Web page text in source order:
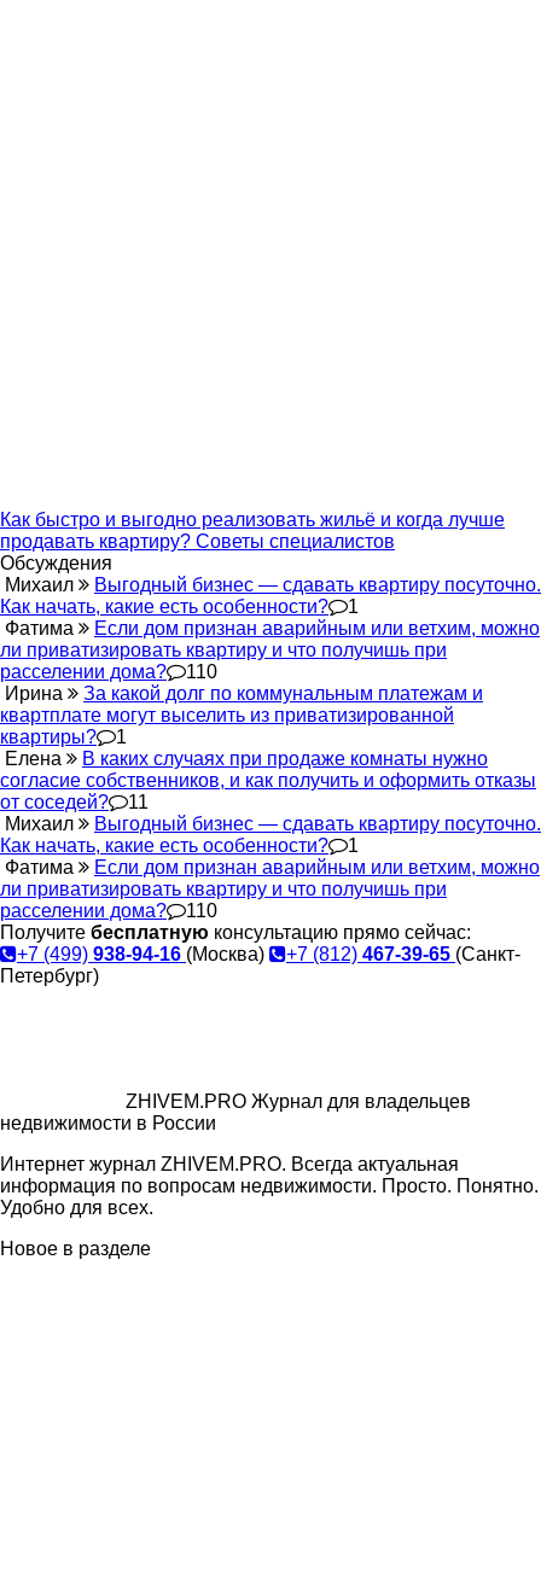
Как быстро и выгодно реализовать жильё и когда лучше
продавать квартиру? Советы специалистов
Обсуждения
Михаил
Выгодный бизнес — сдавать квартиру посуточно.
Как начать, какие есть особенности?
1
Фатима
Если дом признан аварийным или ветхим, можно
ли приватизировать квартиру и что получишь при
расселении дома?
110
Ирина
За какой долг по коммунальным платежам и
квартплате могут выселить из приватизированной
квартиры?
1
Елена
В каких случаях при продаже комнаты нужно
согласие собственников, и как получить и оформить отказы
от соседей?
11
Михаил
Выгодный бизнес — сдавать квартиру посуточно.
Как начать, какие есть особенности?
1
Фатима
Если дом признан аварийным или ветхим, можно
ли приватизировать квартиру и что получишь при
расселении дома?
110
Получите бесплатную консультацию прямо сейчас:
+7 (499) 938-94-16 (Москва) +7 (812) 467-39-65 (Санкт-
Петербург)
ZHIVEM.PRO Журнал для владельцев
недвижимости в России
Интернет журнал ZHIVEM.PRO. Всегда актуальная
информация по вопросам недвижимости. Просто. Понятно.
Удобно для всех.
Новое в разделе